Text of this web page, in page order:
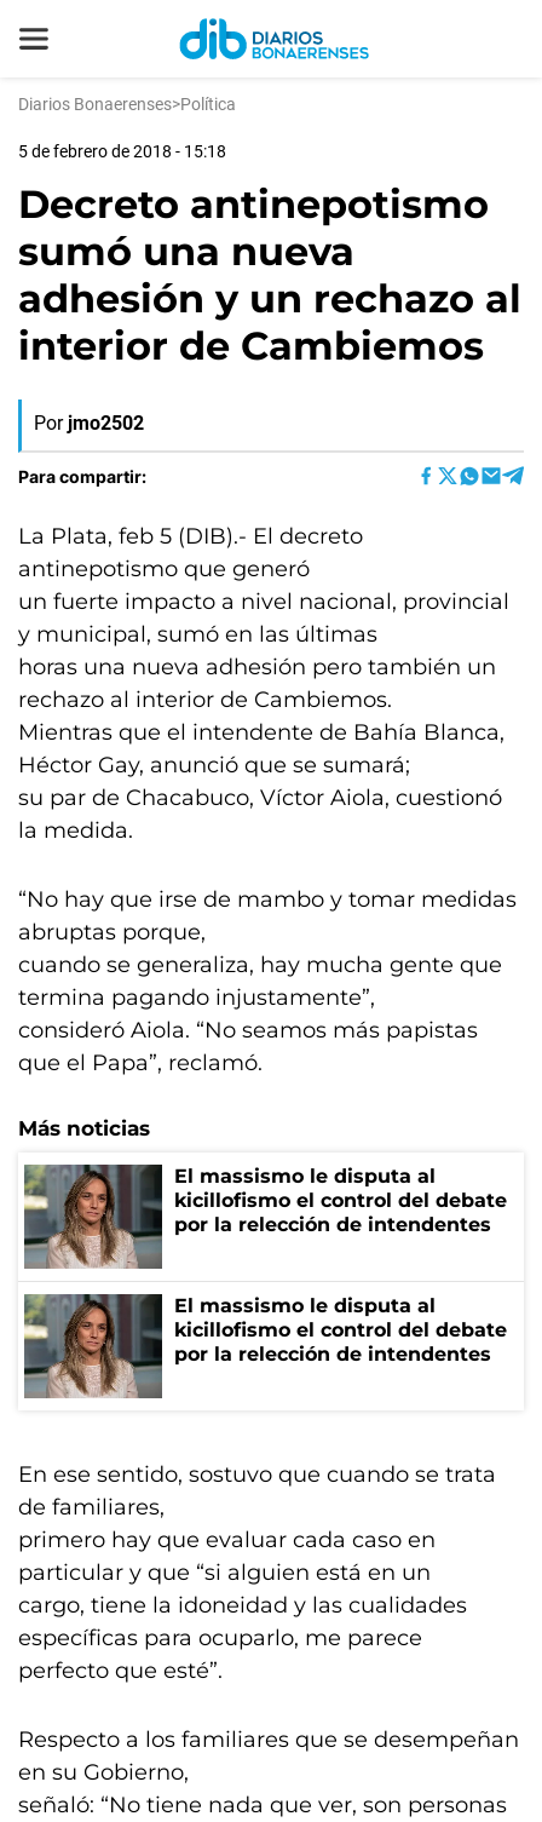
Diarios Bonaerenses>Política
5 de febrero de 2018 - 15:18
Decreto antinepotismo
sumó una nueva
adhesión y un rechazo al
interior de Cambiemos
Por jmo2502
Para compartir:
La Plata, feb 5 (DIB).- El decreto
antinepotismo que generó
un fuerte impacto a nivel nacional, provincial
y municipal, sumó en las últimas
horas una nueva adhesión pero también un
rechazo al interior de Cambiemos.
Mientras que el intendente de Bahía Blanca,
Héctor Gay, anunció que se sumará;
su par de Chacabuco, Víctor Aiola, cuestionó
la medida.
“No hay que irse de mambo y tomar medidas
abruptas porque,
cuando se generaliza, hay mucha gente que
termina pagando injustamente”,
consideró Aiola. “No seamos más papistas
que el Papa”, reclamó.
Más noticias
El massismo le disputa al
kicillofismo el control del debate
por la relección de intendentes
El massismo le disputa al
kicillofismo el control del debate
por la relección de intendentes
En ese sentido, sostuvo que cuando se trata
de familiares,
primero hay que evaluar cada caso en
particular y que “si alguien está en un
cargo, tiene la idoneidad y las cualidades
específicas para ocuparlo, me parece
perfecto que esté”.
Respecto a los familiares que se desempeñan
en su Gobierno,
señaló: “No tiene nada que ver, son personas